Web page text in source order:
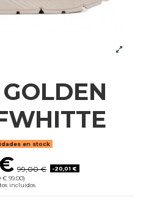
en stock
99,00 €
-20,01 €
€ 99.00)
incluidos